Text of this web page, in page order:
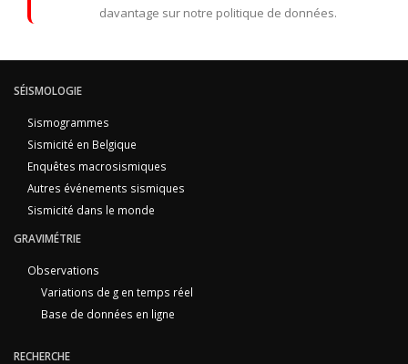
davantage sur notre politique de données.
SÉISMOLOGIE
Sismogrammes
Sismicité en Belgique
Enquêtes macrosismiques
Autres événements sismiques
Sismicité dans le monde
GRAVIMÉTRIE
Observations
Variations de g en temps réel
Base de données en ligne
RECHERCHE